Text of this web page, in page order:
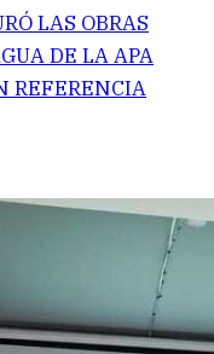
LAS OBRAS
DE LA APA
REFERENCIA